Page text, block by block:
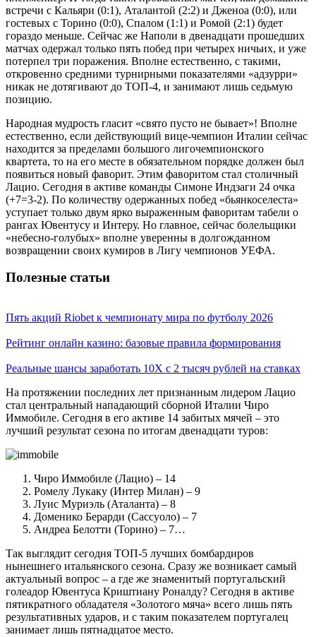
встречи с Кальяри (0:1), Аталантой (2:2) и Дженоа (0:0), или
гостевых с Торино (0:0), Спалом (1:1) и Ромой (2:1) будет
гораздо меньше. Сейчас же Наполи в двенадцати прошедших
матчах одержал только пять побед при четырех ничьих, и уже
потерпел три поражения. Вполне естественно, с такими,
откровенно средними турнирными показателями «адзурри»
никак не дотягивают до ТОП-4, и занимают лишь седьмую
позицию.
Народная мудрость гласит «свято пусто не бывает»! Вполне
естественно, если действующий вице-чемпион Италии сейчас
находится за пределами большого лигочемпионского
квартета, то на его месте в обязательном порядке должен был
появиться новый фаворит. Этим фаворитом стал столичный
Лацио. Сегодня в активе команды Симоне Индзаги 24 очка
(+7=3-2). По количеству одержанных побед «бьянкоселеста»
уступает только двум ярко выраженным фаворитам табели о
рангах Ювентусу и Интеру. Но главное, сейчас болельщики
«небесно-голубых» вполне уверенны в долгожданном
возвращении своих кумиров в Лигу чемпионов УЕФА.
Полезные статьи
Пять акций Riobet к чемпионату мира по футболу 2026
Рейтинг онлайн казино: базовые правила формирования
Реальные шансы заработать 10X с 2 тысяч рублей на ставках
На протяжении последних лет признанным лидером Лацио
стал центральный нападающий сборной Италии Чиро
Иммобиле. Сегодня в его активе 14 забитых мячей – это
лучший результат сезона по итогам двенадцати туров:
Чиро Иммобиле (Лацио) – 14
Ромелу Лукаку (Интер Милан) – 9
Луис Муриэль (Аталанта) – 8
Доменико Берарди (Сассуоло) – 7
Андреа Белотти (Торино) – 7…
Так выглядит сегодня ТОП-5 лучших бомбардиров
нынешнего итальянского сезона. Сразу же возникает самый
актуальный вопрос – а где же знаменитый португальский
голеадор Ювентуса Криштиану Роналду? Сегодня в активе
пятикратного обладателя «Золотого мяча» всего лишь пять
результативных ударов, и с таким показателем португалец
занимает лишь пятнадцатое место.